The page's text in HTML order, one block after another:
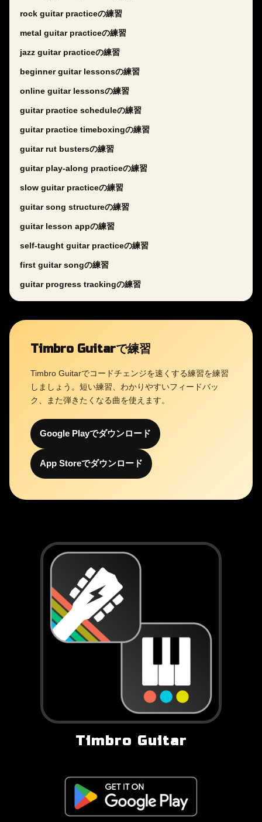
rock guitar practiceの練習
metal guitar practiceの練習
jazz guitar practiceの練習
beginner guitar lessonsの練習
online guitar lessonsの練習
guitar practice scheduleの練習
guitar practice timeboxingの練習
guitar rut bustersの練習
guitar play-along practiceの練習
slow guitar practiceの練習
guitar song structureの練習
guitar lesson appの練習
self-taught guitar practiceの練習
first guitar songの練習
guitar progress trackingの練習
Timbro Guitarで練習
Timbro Guitarでコードチェンジを速くする練習を練習
しましょう。短い練習、わかりやすいフィードバッ
ク、また弾きたくなる曲を使えます。
Google Playでダウンロード
App Storeでダウンロード
Timbro Guitar